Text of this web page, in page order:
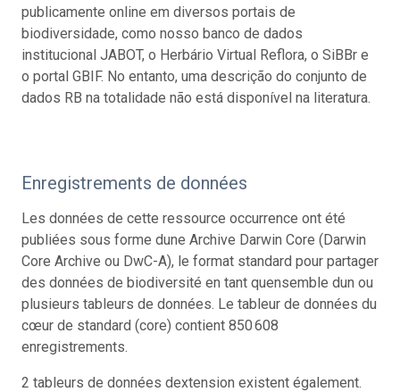
publicamente online em diversos portais de
biodiversidade, como nosso banco de dados
institucional JABOT, o Herbário Virtual Reflora, o SiBBr e
o portal GBIF. No entanto, uma descrição do conjunto de
dados RB na totalidade não está disponível na literatura.
Enregistrements de données
Les données de cette ressource occurrence ont été
publiées sous forme dune Archive Darwin Core (Darwin
Core Archive ou DwC-A), le format standard pour partager
des données de biodiversité en tant quensemble dun ou
plusieurs tableurs de données. Le tableur de données du
cœur de standard (core) contient 850 608
enregistrements.
2 tableurs de données dextension existent également.